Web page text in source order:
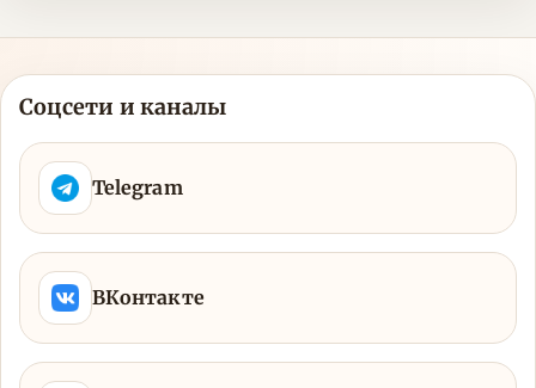
Соцсети и каналы
Telegram
ВКонтакте